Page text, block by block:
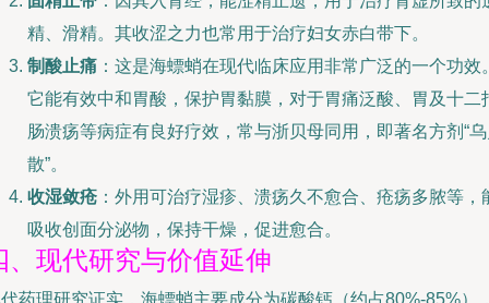
精、滑精。其收涩之力也常用于治疗妇女赤白带下。
制酸止痛 ：这是海螵蛸在现代临床应用非常广泛的一个功效
它能有效中和胃酸，保护胃黏膜，对于胃痛泛酸、胃及十二
肠溃疡等病症有良好疗效，常与浙贝母同用，即著名方剂“
散”。
收湿敛疮 ：外用可治疗湿疹、溃疡久不愈合、疮疡多脓等，
吸收创面分泌物，保持干燥，促进愈合。
、现代研究与价值延伸
药理研究证实，海螵蛸主要成分为碳酸钙（约占80%-85%）